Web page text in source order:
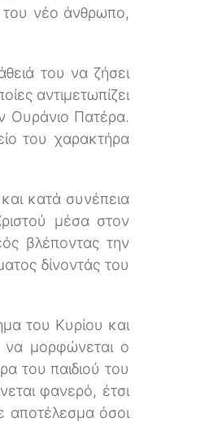
του νέο άνθρωπο,
του να ζήσει
αντιμετωπίζει
Ουράνιο Πατέρα.
του χαρακτήρα
κατά συνέπεια
μέσα στον
βλέποντας την
δίνοντάς του
του Κυρίου και
να μορφώνεται ο
του παιδιού του
φανερό, έτσι
αποτέλεσμα όσοι